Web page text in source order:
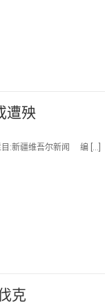
遭殃
:新疆维吾尔新闻 编 […]
克